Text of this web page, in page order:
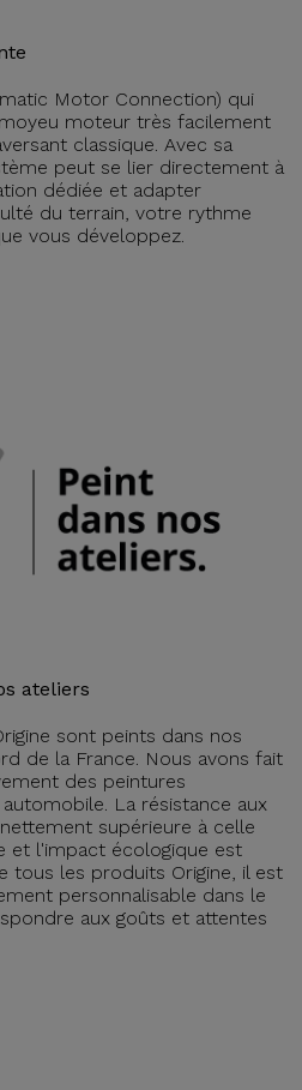
Motor Connection) qui
moteur très facilement
classique. Avec sa
peut se lier directement à
dédiée et adapter
du terrain, votre rythme
vous développez.
ateliers
sont peints dans nos
de la France. Nous avons fait
des peintures
La résistance aux
supérieure à celle
et l'impact écologique est
tous les produits Origine, il est
personnalisable dans le
aux goûts et attentes